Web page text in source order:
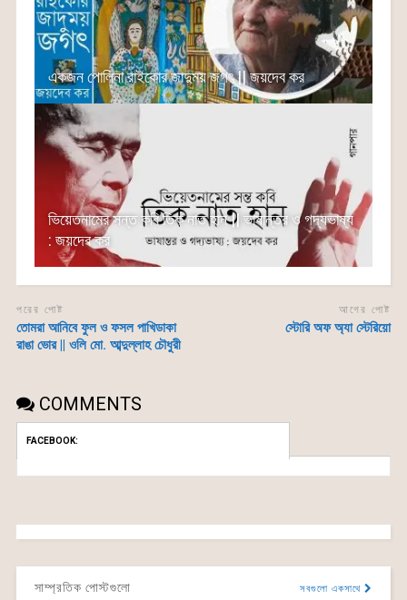
একজন পোলিনা রাইকোর জাদুময় জগৎ || জয়দেব কর
ভিয়েতনামের সন্ত কবি তিক নাত হান || ভাষান্তর ও গদ্যভাষ্য
: জয়দেব কর
পরের পোষ্ট
তোমরা আনিবে ফুল ও ফসল পাখিডাকা
রাঙা ভোর || ওলি মো. আব্দুল্লাহ চৌধুরী
আগের পোষ্ট
স্টোরি অফ অ্যা স্টেরিয়ো
COMMENTS
FACEBOOK:
সাম্প্রতিক পোস্টগুলো সবগুলো একসাথে